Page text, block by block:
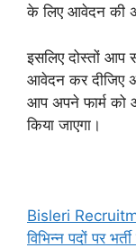
के लिए आवेदन की
इसलिए दोस्तों आप
आवेदन कर दीजिए
आप अपने फार्म को
किया जाएगा।
Bisleri
विभिन्न पदों पर